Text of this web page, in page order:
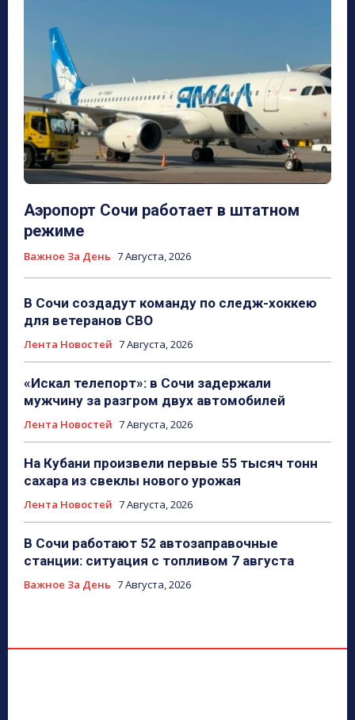
Аэропорт Сочи работает в штатном
режиме
Важное За День 7 Августа, 2026
В Сочи создадут команду по следж-хоккею
для ветеранов СВО
Лента Новостей 7 Августа, 2026
«Искал телепорт»: в Сочи задержали
мужчину за разгром двух автомобилей
Лента Новостей 7 Августа, 2026
На Кубани произвели первые 55 тысяч тонн
сахара из свеклы нового урожая
Лента Новостей 7 Августа, 2026
В Сочи работают 52 автозаправочные
станции: ситуация с топливом 7 августа
Важное За День 7 Августа, 2026